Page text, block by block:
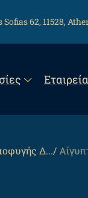
62, 11528,
Εταιρεία
Δ...